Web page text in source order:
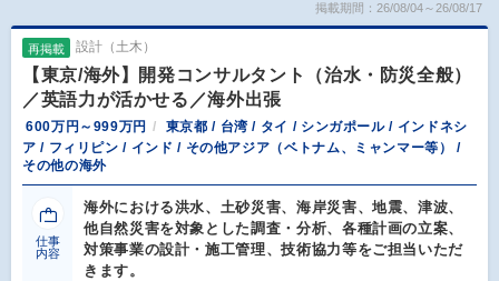
掲載期間：26/08/04～26/08/17
再掲載 設計（土木）
【東京/海外】開発コンサルタント（治水・防災全般）
／英語力が活かせる／海外出張
600万円～999万円
東京都 / 台湾 / タイ / シンガポール / インドネシ
ア / フィリピン / インド / その他アジア（ベトナム、ミャンマー等） /
その他の海外
仕事
内容
海外における洪水、土砂災害、海岸災害、地震、津波、
他自然災害を対象とした調査・分析、各種計画の立案、
対策事業の設計・施工管理、技術協力等をご担当いただ
きます。